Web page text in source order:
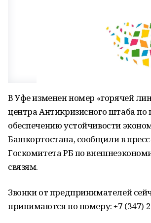
В Уфе изменен номер «горячей
центра Антикризисного штаба
обеспечению устойчивости
Башкортостана, сообщили в
Госкомитета РБ по
связям.
Звонки от предпринимателей
принимаются по номеру: +7 (347)